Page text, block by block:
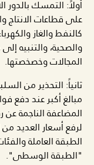
أولاً: التمسك
على قطاعات الانتاج
كالنفط والغاز
والصحية، والتنبيه
المجالات وخصخصتها.
ثانياً: التحذير من
مبالغ أكبر عند دفع
المضاعفة الناجمة
لرفع أسعار العديد
الطبقة العاملة
"الطبقة الوسطى".